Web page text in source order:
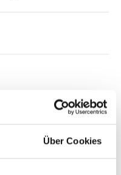
Über Cookies